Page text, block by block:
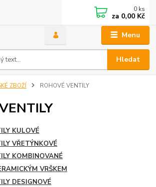
Menu
Hledat
0 ks
za 0,00 Kč
ZBOŽÍ ROHOVÉ VENTILY
KULOVÉ
VŘETÝNKOVÉ
KOMBINOVANÉ
VRŠKEM
DESIGNOVÉ